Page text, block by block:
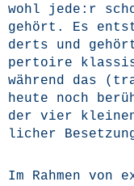
wohl jede:r
gehört. Es
derts und
per­toire
wäh­rend das
heu­te noch
der vier
li­cher
Im Rah­men